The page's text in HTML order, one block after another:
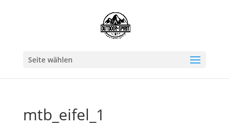
Seite wählen
mtb_eifel_1